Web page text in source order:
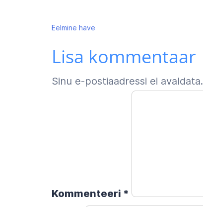
Navigeerimine
Eelmine have
Lisa kommentaar
Sinu e-postiaadressi ei avaldata.
Kommenteeri *